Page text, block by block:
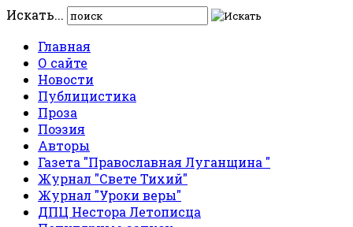
Искать...
Главная
О сайте
Новости
Публицистика
Проза
Поэзия
Авторы
Газета "Православная Луганщина "
Журнал "Свете Тихий"
Журнал "Уроки веры"
ДПЦ Нестора Летописца